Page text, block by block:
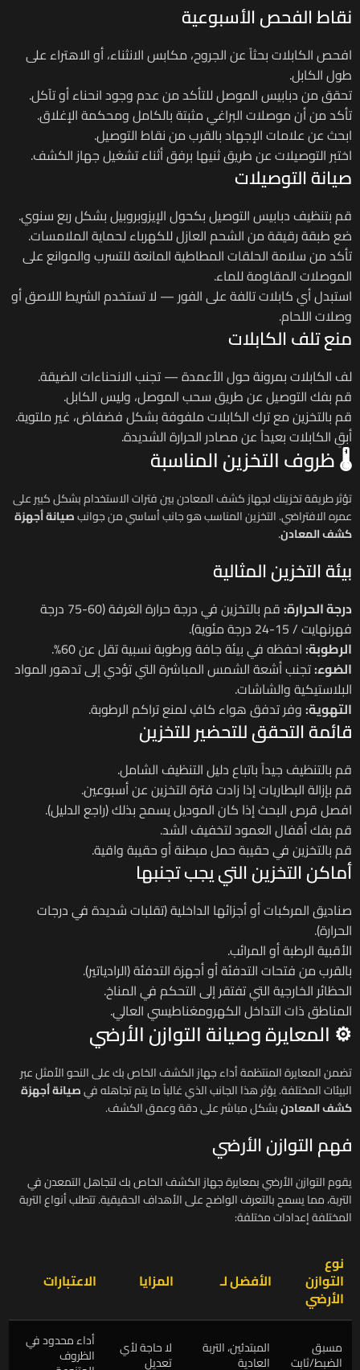
نقاط الفحص الأسبوعية
افحص الكابلات بحثاً عن الجروح، مكابس الانثناء، أو الاهتراء على
طول الكابل.
تحقق من دبابيس الموصل للتأكد من عدم وجود انحناء أو تآكل.
تأكد من أن موصلات البراغي مثبتة بالكامل ومحكمة الإغلاق.
ابحث عن علامات الإجهاد بالقرب من نقاط التوصيل.
اختبر التوصيلات عن طريق ثنيها برفق أثناء تشغيل جهاز الكشف.
صيانة التوصيلات
قم بتنظيف دبابيس التوصيل بكحول الإيزوبروبيل بشكل ربع سنوي.
ضع طبقة رقيقة من الشحم العازل للكهرباء لحماية الملامسات.
تأكد من سلامة الحلقات المطاطية المانعة للتسرب والموانع على
الموصلات المقاومة للماء.
استبدل أي كابلات تالفة على الفور — لا تستخدم الشريط اللاصق أو
وصلات اللحام.
منع تلف الكابلات
لف الكابلات بمرونة حول الأعمدة — تجنب الانحناءات الضيقة.
قم بفك التوصيل عن طريق سحب الموصل، وليس الكابل.
قم بالتخزين مع ترك الكابلات ملفوفة بشكل فضفاض، غير ملتوية.
أبقِ الكابلات بعيداً عن مصادر الحرارة الشديدة.
🌡️ ظروف التخزين المناسبة
تؤثر طريقة تخزينك لجهاز كشف المعادن بين فترات الاستخدام بشكل كبير على
عمره الافتراضي. التخزين المناسب هو جانب أساسي من جوانبصيانة أجهزة
كشف المعادن.
بيئة التخزين المثالية
درجة الحرارة:
قم بالتخزين في درجة حرارة الغرفة (60-75 درجة
فهرنهايت / 15-24 درجة مئوية).
الرطوبة:احفظه في بيئة جافة ورطوبة نسبية تقل عن 60%.
الضوء:تجنب أشعة الشمس المباشرة التي تؤدي إلى تدهور المواد
البلاستيكية والشاشات.
التهوية:وفر تدفق هواء كافٍ لمنع تراكم الرطوبة.
قائمة التحقق للتحضير للتخزين
قم بالتنظيف جيداً باتباع دليل التنظيف الشامل.
قم بإزالة البطاريات إذا زادت فترة التخزين عن أسبوعين.
افصل قرص البحث إذا كان الموديل يسمح بذلك (راجع الدليل).
قم بفك أقفال العمود لتخفيف الشد.
قم بالتخزين في حقيبة حمل مبطنة أو حقيبة واقية.
أماكن التخزين التي يجب تجنبها
صناديق المركبات أو أجزائها الداخلية (تقلبات شديدة في درجات
الحرارة).
الأقبية الرطبة أو المرائب.
بالقرب من فتحات التدفئة أو أجهزة التدفئة (الرادياتير).
الحظائر الخارجية التي تفتقر إلى التحكم في المناخ.
المناطق ذات التداخل الكهرومغناطيسي العالي.
⚙️ المعايرة وصيانة التوازن الأرضي
تضمن المعايرة المنتظمة أداء جهاز الكشف الخاص بك على النحو الأمثل عبر
البيئات المختلفة. يؤثر هذا الجانب الذي غالباً ما يتم تجاهله فيصيانة أجهزة
كشف المعادنبشكل مباشر على دقة وعمق الكشف.
فهم التوازن الأرضي
يقوم التوازن الأرضي بمعايرة جهاز الكشف الخاص بك لتجاهل التمعدن في
التربة، مما يسمح بالتعرف الواضح على الأهداف الحقيقية. تتطلب أنواع التربة
المختلفة إعدادات مختلفة:
نوع
التوازن
الأرضي
الأفضل لـ المزايا الاعتبارات
مسبق
الضبط/ثابت
المبتدئين، التربة
العادية
لا حاجة لأي
تعديل
أداء محدود في
الظروف